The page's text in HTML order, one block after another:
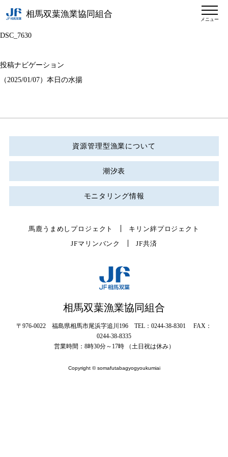
相馬双葉漁業協同組合
メニュー
DSC_7630
投稿ナビゲーション
（2025/01/07）本日の水揚
資源管理型漁業について
潮汐表
モニタリング情報
馬鹿うまめしプロジェクト
キリン絆プロジェクト
JFマリンバンク
JF共済
相馬双葉漁業協同組合
〒976-0022 福島県相馬市尾浜字追川196 TEL：0244-38-8301 FAX：
0244-38-8335
営業時間：8時30分～17時 （土日祝は休み）
Copyright © somafutabagyogyoukumiai